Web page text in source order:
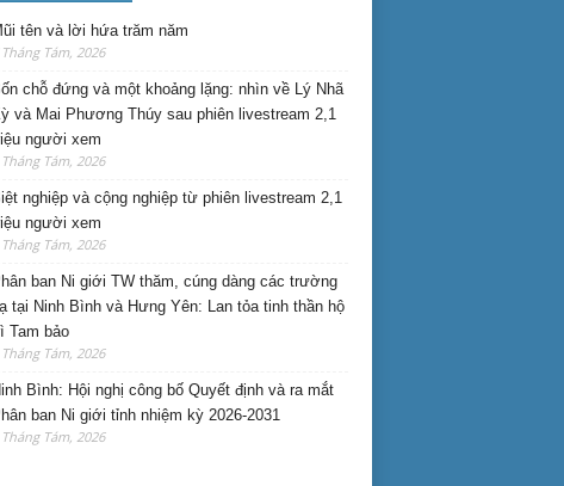
tên và lời hứa trăm năm
Tháng Tám, 2026
chỗ đứng và một khoảng lặng: nhìn về Lý Nhã
và Mai Phương Thúy sau phiên livestream 2,1
người xem
Tám, 2026
nghiệp và cộng nghiệp từ phiên livestream 2,1
người xem
Tám, 2026
ban Ni giới TW thăm, cúng dàng các trường
tại Ninh Bình và Hưng Yên: Lan tỏa tinh thần hộ
Tam bảo
Tám, 2026
Bình: Hội nghị công bố Quyết định và ra mắt
ban Ni giới tỉnh nhiệm kỳ 2026-2031
Tám, 2026